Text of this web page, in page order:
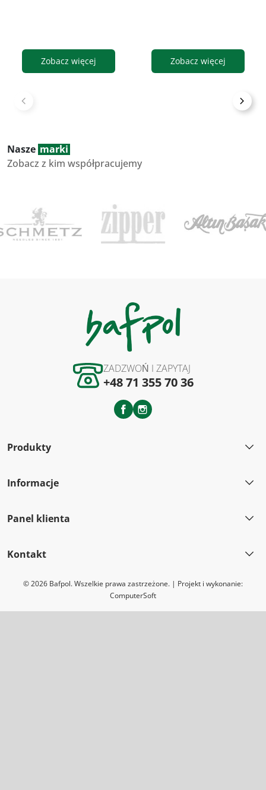
Zobacz więcej Zobacz więcej
Nasze marki
Zobacz z kim współpracujemy
ZADZWOŃ I ZAPYTAJ
+48 71 355 70 36
Facebook
Instagram
Produkty
Informacje
Panel klienta
Kontakt
© 2026 Bafpol. Wszelkie prawa zastrzeżone. | Projekt i wykonanie:
ComputerSoft